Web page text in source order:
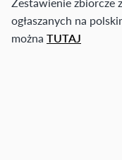
ogłaszanych na
można TUTAJ